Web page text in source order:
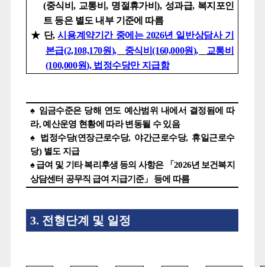
(중식비, 교통비, 명절휴가비), 성과급, 복지포인
트 등은 별도 내부 기준에 따름
★ 단, 시용계약기간 중에는 2026년 일반상담사 기
본급(2,108,170원), 중식비(160,000원), 교통비
(100,000원), 법정수당만 지급함
♠ 임금수준은 당해 연도 예산범위 내에서 결정됨에 따
라,예산운영 현황에 따라 변동될 수 있음
♠ 법정수당(연장근로수당, 야간근로수당, 휴일근로수
당) 별도 지급
♠ 급여 및 기타 복리후생 등의 사항은 「2026년 보건복지
상담센터 공무직 급여 지급기준」 등에 따름
3. 전형단계 및 일정